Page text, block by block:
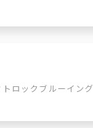
ロックブルーイング